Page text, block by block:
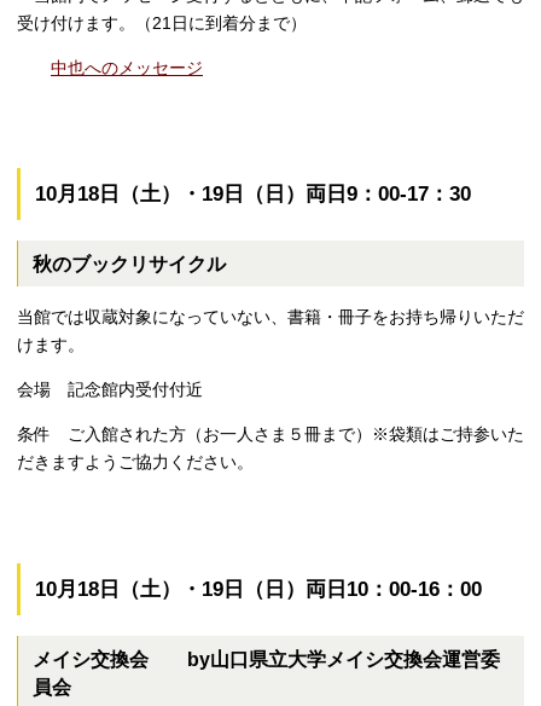
受け付けます。（21 日に到着分まで）
中也へのメッセージ
10月18日（土）・19日（日）両日9：00-17：30
秋のブックリサイクル
当館では収蔵対象になっていない、書籍・冊子をお持ち帰りいただ
けます。
会場 記念館内受付付近
条件 ご入館された方（お一人さま５冊まで）※袋類はご持参いた
だきますようご協力ください。
10月18日（土）・19日（日）両日10：00-16：00
メイシ交換会 by山口県立大学メイシ交換会運営委
員会